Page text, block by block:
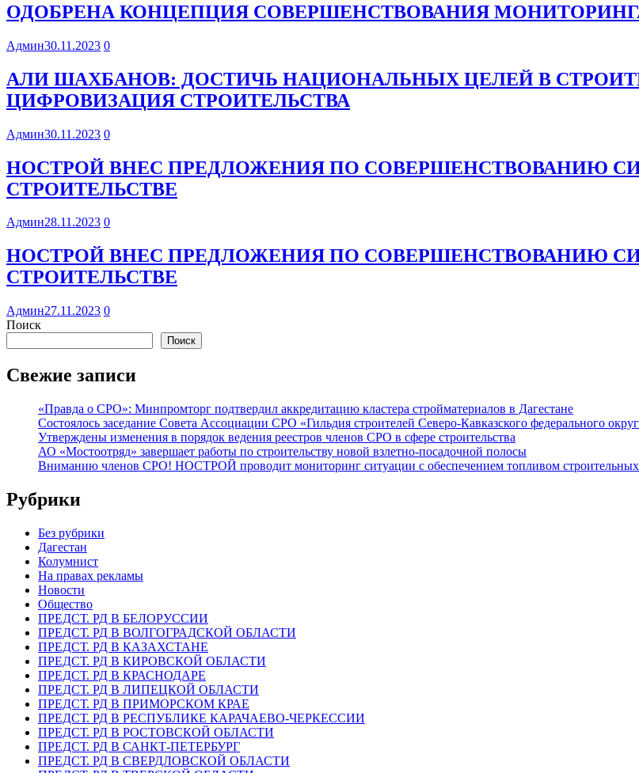
ОДОБРЕНА КОНЦЕПЦИЯ СОВЕРШЕНСТВОВАНИЯ
Админ30.11.2023 0
АЛИ ШАХБАНОВ: ДОСТИЧЬ НАЦИОНАЛЬНЫХ ЦЕЛЕЙ В
ЦИФРОВИЗАЦИЯ СТРОИТЕЛЬСТВА
Админ30.11.2023 0
НОСТРОЙ ВНЕС ПРЕДЛОЖЕНИЯ ПО СОВЕРШЕНСТВОВАНИЮ
СТРОИТЕЛЬСТВЕ
Админ28.11.2023 0
НОСТРОЙ ВНЕС ПРЕДЛОЖЕНИЯ ПО СОВЕРШЕНСТВОВАНИЮ
СТРОИТЕЛЬСТВЕ
Админ27.11.2023 0
Поиск
Поиск
Свежие записи
«Правда о СРО»: Минпромторг подтвердил аккредитацию кластера стройматериалов в Дагестане
Состоялось заседание Совета Ассоциации СРО «Гильдия строителей Северо-Кавказского федерального
Утверждены изменения в порядок ведения реестров членов СРО в сфере строительства
АО «Мостоотряд» завершает работы по строительству новой взлетно-посадочной полосы
Вниманию членов СРО! НОСТРОЙ проводит мониторинг ситуации с обеспечением топливом строительных
Рубрики
Без рубрики
Дагестан
Колумнист
На правах рекламы
Новости
Общество
ПРЕДСТ. РД В БЕЛОРУССИИ
ПРЕДСТ. РД В ВОЛГОГРАДСКОЙ ОБЛАСТИ
ПРЕДСТ. РД В КАЗАХСТАНЕ
ПРЕДСТ. РД В КИРОВСКОЙ ОБЛАСТИ
ПРЕДСТ. РД В КРАСНОДАРЕ
ПРЕДСТ. РД В ЛИПЕЦКОЙ ОБЛАСТИ
ПРЕДСТ. РД В ПРИМОРСКОМ КРАЕ
ПРЕДСТ. РД В РЕСПУБЛИКЕ КАРАЧАЕВО-ЧЕРКЕССИИ
ПРЕДСТ. РД В РОСТОВСКОЙ ОБЛАСТИ
ПРЕДСТ. РД В САНКТ-ПЕТЕРБУРГ
ПРЕДСТ. РД В СВЕРДЛОВСКОЙ ОБЛАСТИ